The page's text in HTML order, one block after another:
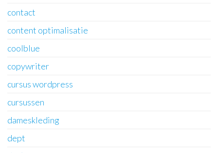
contact
content optimalisatie
coolblue
copywriter
cursus wordpress
cursussen
dameskleding
dept